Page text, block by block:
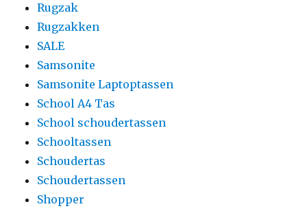
Rugzak
Rugzakken
SALE
Samsonite
Samsonite Laptoptassen
School A4 Tas
School schoudertassen
Schooltassen
Schoudertas
Schoudertassen
Shopper